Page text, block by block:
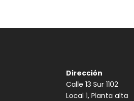
Dirección
Calle 13 Sur 1102
Local 1, Planta alta